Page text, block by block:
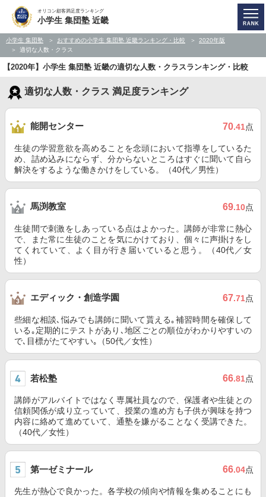
オリコン顧客満足度ランキング
小学生 集団塾 近畿
小学生 集団塾 おすすめの小学生 集団塾 近畿ランキング・比較
2020年版
適切な人数・クラス
【2020年】小学生 集団塾 近畿の適切な人数・クラスランキング・比較
適切な人数・クラス 満足度ランキング
能開センター 70.41点
生徒の学習意欲を高めることを念頭において指導をしているた
め、詰め込みにならず、分からないところはすぐに聞いて自ら
解決をするような働きかけをしている。（40代／男性）
馬渕教室 69.10点
生徒間で刺激をしあっている点はよかった。講師が非常に熱心
で、また常に生徒のことを気にかけており、個々に声掛けをし
てくれていて、よく目が行き届いていると思う。（40代／女
性）
エディック・創造学園 67.71点
些細な相談､悩みでも講師に聞いて貰える｡補習時間を確保して
いる｡定期的にテストがあり､地区ごとの順位がわかりやすいの
で､目標がたてやすい｡（50代／女性）
若松塾 66.81点
講師がアルバイトではなく専属社員なので、保護者や生徒との
信頼関係が成り立っていて、授業の進め方も子供が興味を持つ
内容に絡めて進めていて、通塾を嫌がることなく受講できた。
（40代／女性）
第一ゼミナール 66.04点
先生が熱心で良かった。各学校の傾向や情報を集めることにも